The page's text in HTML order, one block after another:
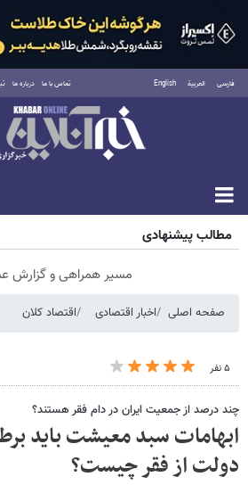
فارسی العربية English تماس با ما درباره ما
شنبه ۱۷ مرداد ۱۴۰۵
مطالب پیشنهادی
مسیر همراهی و گزارش
صفحه اصلی اخبار اقتصادی اقتصاد کلان
۵ نفر
چند درصد از جمعیت ایران در دام فقر هستند؟
ابهامات سبد معیشت باید
دولت از فقر چیست؟